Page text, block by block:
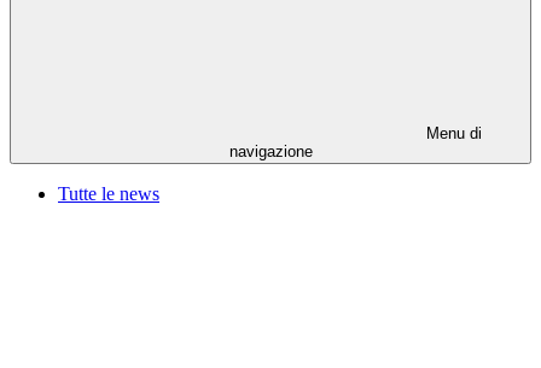
Menu di
navigazione
Tutte le news